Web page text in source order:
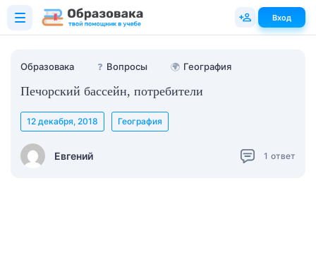
Образовака ❓ Вопросы 🌍 География
Печорский бассейн, потребители
Евгений
12 декабря, 2018 География
1 ответ
Вход